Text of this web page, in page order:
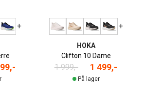
+ +
HOKA
Clifton 10 Dame
1 999,- 1 499,-
På lager